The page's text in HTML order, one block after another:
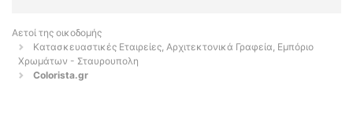
Αετοί της οικοδομής
Κατασκευαστικές Εταιρείες, Αρχιτεκτονικά Γραφεία, Εμπόριο
Χρωμάτων - Σταυρουπολη
Colorista.gr